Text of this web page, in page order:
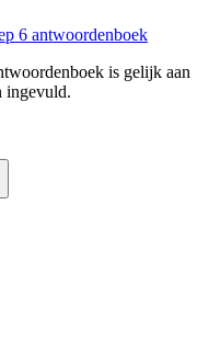
6 antwoordenboek
is gelijk aan
ingevuld.